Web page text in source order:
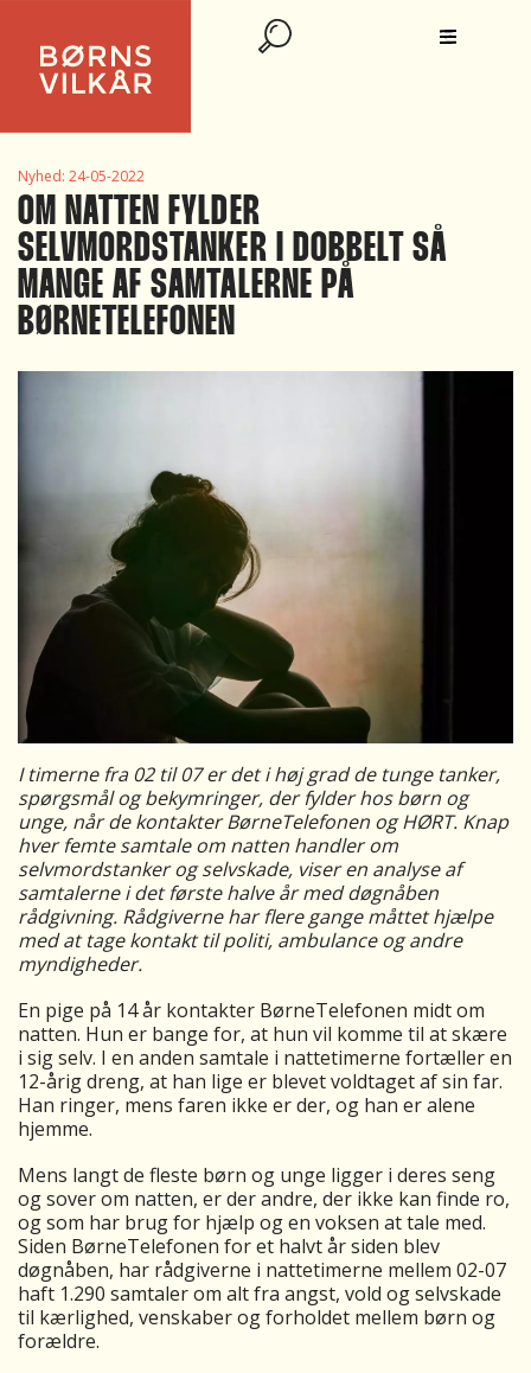
Nyhed: 24-05-2022
OM NATTEN FYLDER
SELVMORDSTANKER I DOBBELT SÅ
MANGE AF SAMTALERNE PÅ
BØRNETELEFONEN
I timerne fra 02 til 07 er det i høj grad de tunge tanker,
spørgsmål og bekymringer, der fylder hos børn og
unge, når de kontakter BørneTelefonen og HØRT. Knap
hver femte samtale om natten handler om
selvmordstanker og selvskade, viser en analyse af
samtalerne i det første halve år med døgnåben
rådgivning. Rådgiverne har flere gange måttet hjælpe
med at tage kontakt til politi, ambulance og andre
myndigheder.
En pige på 14 år kontakter BørneTelefonen midt om
natten. Hun er bange for, at hun vil komme til at skære
i sig selv. I en anden samtale i nattetimerne fortæller en
12-årig dreng, at han lige er blevet voldtaget af sin far.
Han ringer, mens faren ikke er der, og han er alene
hjemme.
Mens langt de fleste børn og unge ligger i deres seng
og sover om natten, er der andre, der ikke kan finde ro,
og som har brug for hjælp og en voksen at tale med.
Siden BørneTelefonen for et halvt år siden blev
døgnåben, har rådgiverne i nattetimerne mellem 02-07
haft 1.290 samtaler om alt fra angst, vold og selvskade
til kærlighed, venskaber og forholdet mellem børn og
forældre.